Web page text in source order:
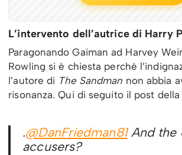
L’intervento dell’autrice di Harry
Paragonando Gaiman ad Harvey
Rowling si è chiesta perché
l’autore di The Sandman non abbia
risonanza. Qui di seguito il post
.@DanFriedman81And the
accusers?